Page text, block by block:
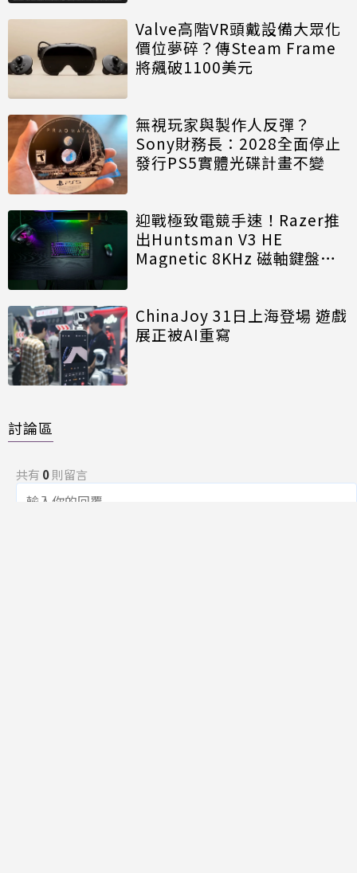
Valve高階VR頭戴設備大眾化
價位夢碎？傳Steam Frame
將飆破1100美元
無視玩家與製作人反彈？
Sony財務長：2028全面停止
發行PS5實體光碟計畫不變
迎戰極致電競手速！Razer推
出Huntsman V3 HE
Magnetic 8KHz 磁軸鍵盤效
ChinaJoy 31日上海登場 遊戲
展正被AI重寫
討論區
共有 0則留言